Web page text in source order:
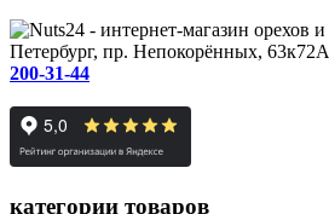
Петербург, пр. Непокорённых, 63к72А
200-31-44
категории товаров